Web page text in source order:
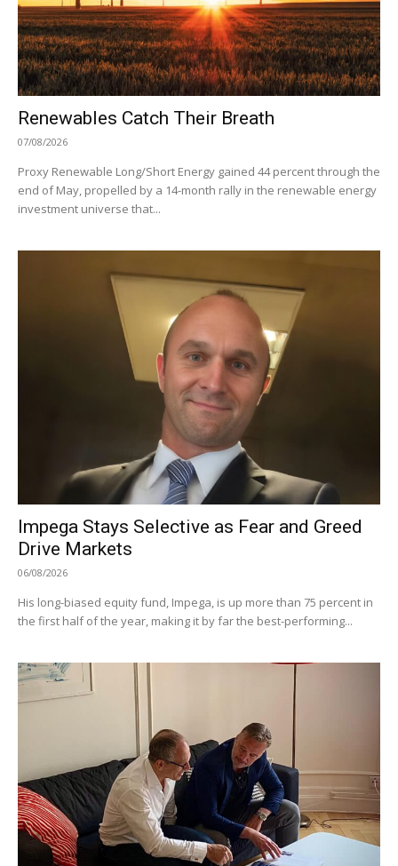
Renewables Catch Their Breath
07/08/2026
Proxy Renewable Long/Short Energy gained 44 percent through the
end of May, propelled by a 14-month rally in the renewable energy
investment universe that...
Impega Stays Selective as Fear and Greed
Drive Markets
06/08/2026
His long-biased equity fund, Impega, is up more than 75 percent in
the first half of the year, making it by far the best-performing...